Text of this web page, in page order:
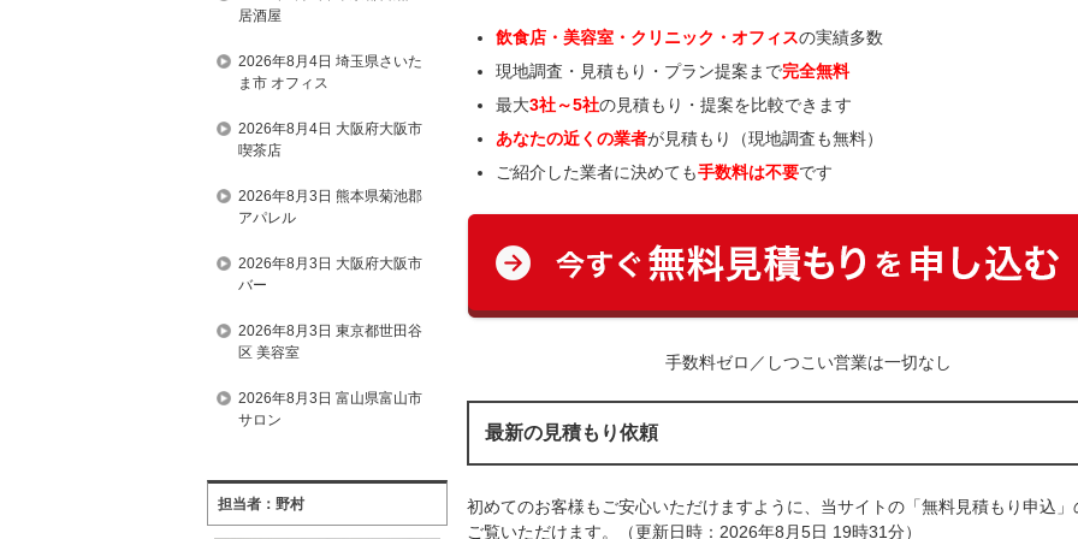
飲食店・美容室・クリニック・オフィスの実績多数
現地調査・見積もり・プラン提案まで完全無料
最大3社～5社の見積もり・提案を比較できます
あなたの近くの業者が見積もり（現地調査も無料）
ご紹介した業者に決めても手数料は不要です
手数料ゼロ／しつこい営業は一切なし
最新の見積もり依頼
初めてのお客様もご安心いただけますように、当サイトの「無料見積もり申込」
ご覧いただけます。（更新日時：2026年8月5日 19時31分）
居酒屋
2026年8月4日 埼玉県さいた
ま市 オフィス
2026年8月4日 大阪府大阪市
喫茶店
2026年8月3日 熊本県菊池郡
アパレル
2026年8月3日 大阪府大阪市
バー
2026年8月3日 東京都世田谷
区 美容室
2026年8月3日 富山県富山市
サロン
担当者：野村